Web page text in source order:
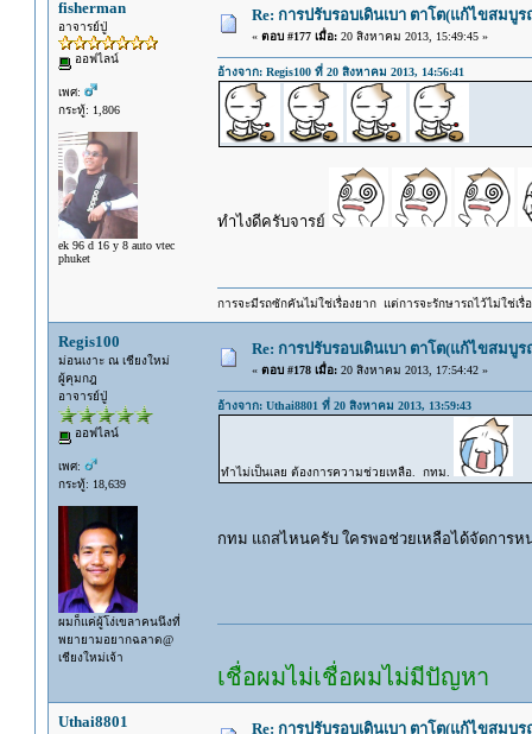
fisherman
อาจารย์ปู่
ออฟไลน์
เพศ:
กระทู้: 1,806
ek 96 d 16 y 8 auto vtec
phuket
Re: การปรับรอบเดินเบา ตาโต(แก้ไขสมบู
« ตอบ #177 เมื่อ:20 สิงหาคม 2013, 15:49:45 »
อ้างจาก: Regis100 ที่ 20 สิงหาคม 2013, 14:56:41
ทำไงดีครับจารย์
การจะมีรถซักคันไม่ใช่เรื่องยาก แต่การจะรักษารถไว้ไม่ใช่เรื่
Regis100
ม่อนเงาะ ณ เชียงใหม่
ผู้คุมกฎ
อาจารย์ปู่
ออฟไลน์
เพศ:
กระทู้: 18,639
ผมก็แค่ผู้โง่เขลาคนนึงที่
พยายามอยากฉลาด@
เชียงใหม่เจ้า
Re: การปรับรอบเดินเบา ตาโต(แก้ไขสมบู
« ตอบ #178 เมื่อ:20 สิงหาคม 2013, 17:54:42 »
อ้างจาก: Uthai8801 ที่ 20 สิงหาคม 2013, 13:59:43
ทำไม่เป็นเลย ต้องการความช่วยเหลือ. กทม.
กทม แถสไหนครับ ใครพอช่วยเหลือได้จัดการ
เชื่อผมไม่เชื่อผมไม่มีปัญหา
Uthai8801 Re: การปรับรอบเดินเบา ตาโต(แก้ไขสมบู